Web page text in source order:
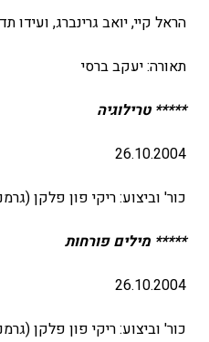
הראל קיי, יואב גרינברג, ועידו
תאורה: יעקב ברסי
***** טרילוגיה
26.10.2004
כור' וביצוע: ריקי פון פלקן
***** מילים פורחות
26.10.2004
כור' וביצוע: ריקי פון פלקן